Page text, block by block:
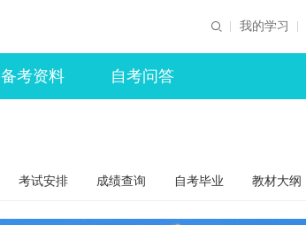
我的学习
备考资料 自考问答
考试安排 成绩查询 自考毕业 教材大纲